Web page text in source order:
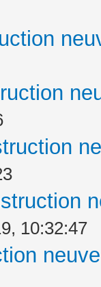
10:32:47